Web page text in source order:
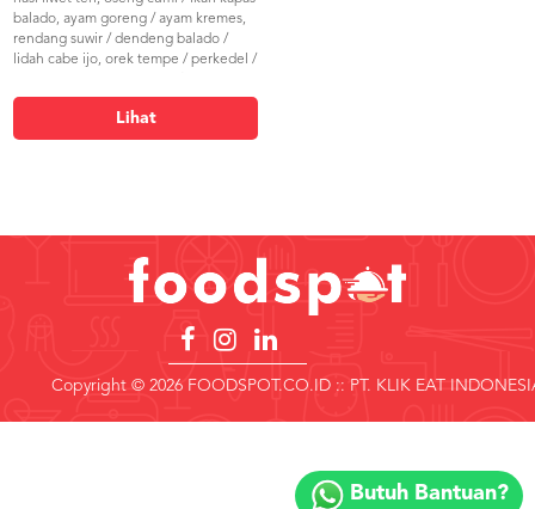
balado, ayam goreng / ayam kremes,
rendang suwir / dendeng balado /
lidah cabe ijo, orek tempe / perkedel /
balado, timun / sayur daun singkong /
sayur buncis, sambal
Lihat
Copyright © 2026 FOODSPOT.CO.ID :: PT. KLIK EAT
Butuh Bantuan?